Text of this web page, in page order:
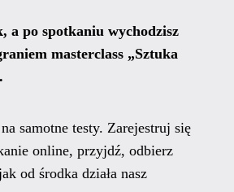
a po spotkaniu wychodzisz
masterclass „Sztuka
samotne testy. Zarejestruj się
online, przyjdź, odbierz
od środka działa nasz